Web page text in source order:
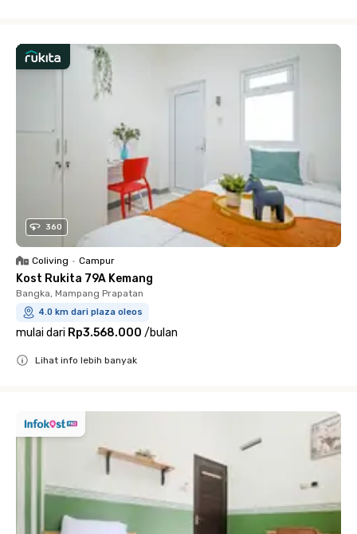
360
Coliving • Campur
Kost Rukita 79A Kemang
Bangka, Mampang Prapatan
4.0 km dari plaza oleos
mulai dari Rp3.568.000 /bulan
Lihat info lebih banyak